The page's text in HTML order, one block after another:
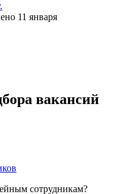
11 января
вакансий
сотрудникам?